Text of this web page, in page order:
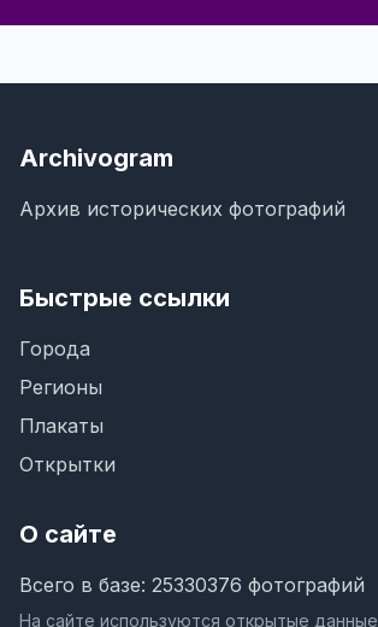
Archivogram
Архив исторических фотографий
Быстрые ссылки
Города
Регионы
Плакаты
Открытки
О сайте
Всего в базе: 25330376 фотографий
На сайте используются открытые данные